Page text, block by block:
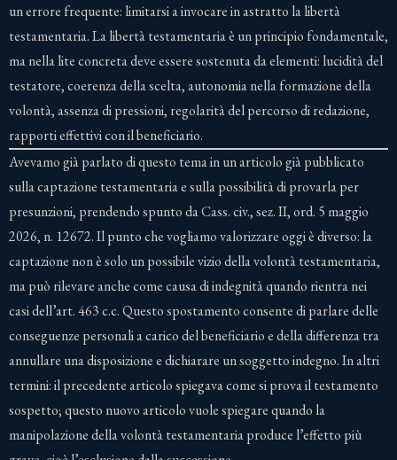
un errore frequente: limitarsi a invocare in astratto la libertà
testamentaria. La libertà testamentaria è un principio fondamentale,
ma nella lite concreta deve essere sostenuta da elementi: lucidità del
testatore, coerenza della scelta, autonomia nella formazione della
volontà, assenza di pressioni, regolarità del percorso di redazione,
rapporti effettivi con il beneficiario.
Avevamo già parlato di questo tema in un articolo già pubblicato
sulla captazione testamentaria e sulla possibilità di provarla per
presunzioni, prendendo spunto da Cass. civ., sez. II, ord. 5 maggio
2026, n. 12672. Il punto che vogliamo valorizzare oggi è diverso: la
captazione non è solo un possibile vizio della volontà testamentaria,
ma può rilevare anche come causa di indegnità quando rientra nei
casi dell’art. 463 c.c. Questo spostamento consente di parlare delle
conseguenze personali a carico del beneficiario e della differenza tra
annullare una disposizione e dichiarare un soggetto indegno. In altri
termini: il precedente articolo spiegava come si prova il testamento
sospetto; questo nuovo articolo vuole spiegare quando la
manipolazione della volontà testamentaria produce l’effetto più